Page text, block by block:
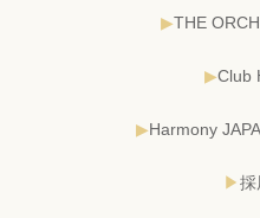
THE
Club
Harmony
採